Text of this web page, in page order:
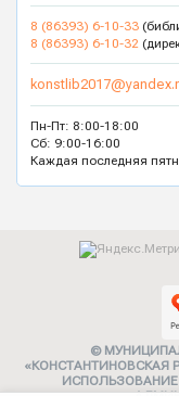
8 (86393) 6-10-33
8 (86393) 6-10-32
Пн-Пт: 8:00-18:00
Сб: 9:00-16:00
Каждая последняя
©
«КОНСТАНТИНОВСКАЯ